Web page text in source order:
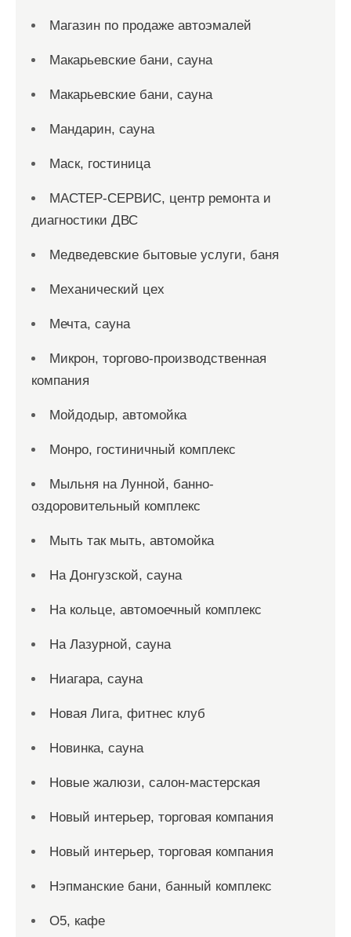
Магазин по продаже автоэмалей
Макарьевские бани, сауна
Макарьевские бани, сауна
Мандарин, сауна
Маск, гостиница
МАСТЕР-СЕРВИС, центр ремонта и
диагностики ДВС
Медведевские бытовые услуги, баня
Механический цех
Мечта, сауна
Микрон, торгово-производственная
компания
Мойдодыр, автомойка
Монро, гостиничный комплекс
Мыльня на Лунной, банно-
оздоровительный комплекс
Мыть так мыть, автомойка
На Донгузской, сауна
На кольце, автомоечный комплекс
На Лазурной, сауна
Ниагара, сауна
Новая Лига, фитнес клуб
Новинка, сауна
Новые жалюзи, салон-мастерская
Новый интерьер, торговая компания
Новый интерьер, торговая компания
Нэпманские бани, банный комплекс
О5, кафе